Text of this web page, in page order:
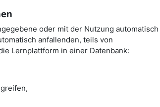
oder mit der Nutzung automatisch
anfallenden, teils von
Lernplattform in einer Datenbank: